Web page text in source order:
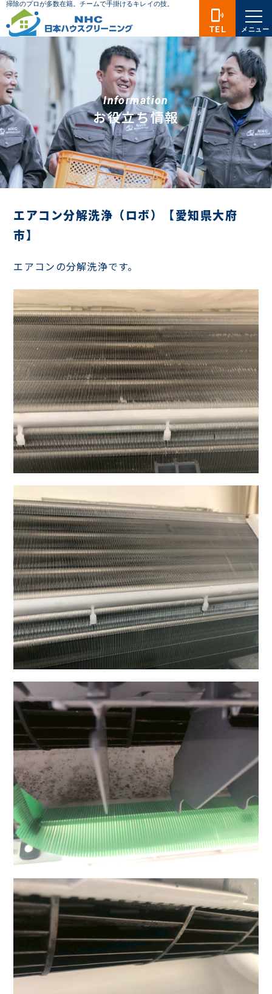
Information
お役立ち情報
エアコン分解洗浄（ロボ）【愛知県大府
市】
エアコンの分解洗浄です。
phonelink_ring
TEL メニュー